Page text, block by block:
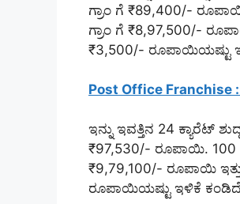
ಗ್ರಾಂ ಗೆ ₹89,400/-
ಗ್ರಾಂ ಗೆ ₹8,97,500/-
₹3,500/- ರೂಪಾಯಿಯಷ್ಟು
Post Office Franchise
ಇನ್ನು ಇವತ್ತಿನ 24 ಕ್ಯಾರೆಟ್
₹97,530/- ರೂಪಾಯಿ. 100
₹9,79,100/- ರೂಪಾಯಿ
ರೂಪಾಯಿಯಷ್ಟು ಇಳಿಕೆ